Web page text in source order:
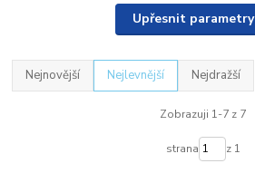
Upřesnit parametry
Nejnovější Nejlevnější Nejdražší
Zobrazuji 1-7 z 7
strana z 1